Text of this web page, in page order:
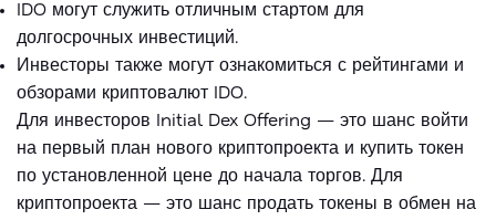
IDO могут служить отличным стартом для
долгосрочных инвестиций.
Инвесторы также могут ознакомиться с рейтингами и
обзорами криптовалют IDO.
Для инвесторов Initial Dex Offering — это шанс войти
на первый план нового криптопроекта и купить токен
по установленной цене до начала торгов. Для
криптопроекта — это шанс продать токены в обмен на